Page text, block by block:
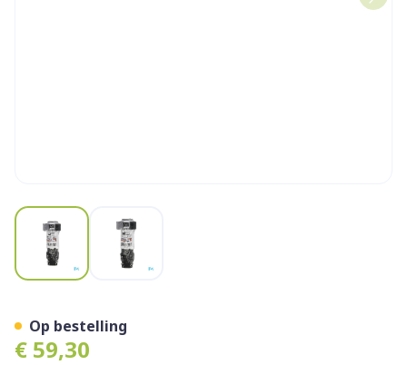
View larger imageView larger image
€ 59,30
Op bestelling